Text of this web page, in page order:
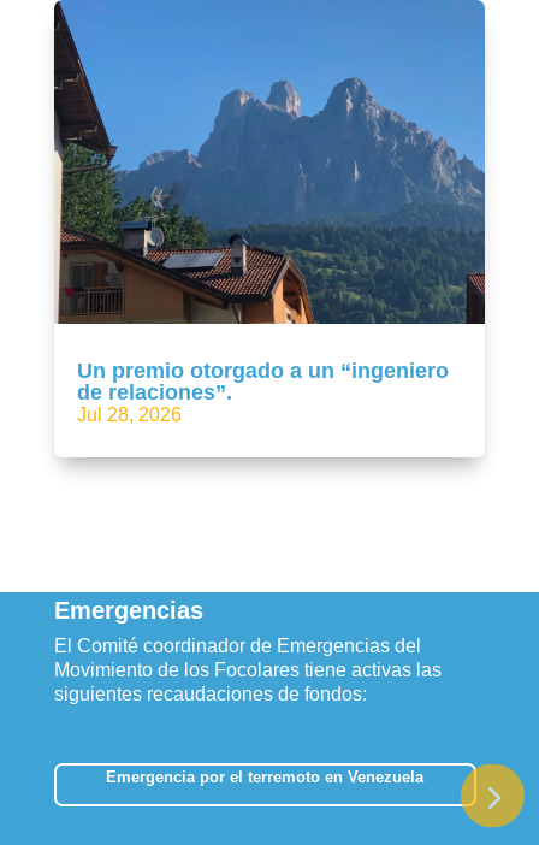
Un premio otorgado a un “ingeniero
de relaciones”.
Jul 28, 2026
Emergencias
El Comité coordinador de Emergencias del
Movimiento de los Focolares tiene activas las
siguientes recaudaciones de fondos:
Emergencia por el terremoto en Venezuela